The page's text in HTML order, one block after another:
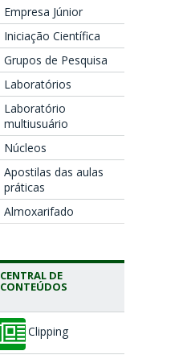
Empresa Júnior
Iniciação Científica
Grupos de Pesquisa
Laboratórios
Laboratório
multiusuário
Núcleos
Apostilas das aulas
práticas
Almoxarifado
CENTRAL DE
CONTEÚDOS
Clipping